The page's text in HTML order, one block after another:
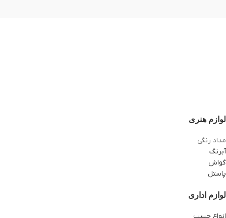
لوازم هنری
مداد رنگی
آبرنگ
گواش
پاستل
لوازم اداری